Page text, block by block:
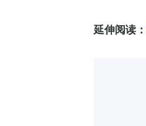
延伸阅读：